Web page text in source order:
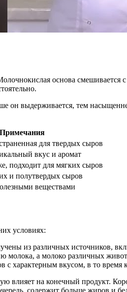
основа
он выдерживается, тем
Примечания
для твердых сыров
вкус и аромат
подходит для мягких сыров
и полутвердых сыров
веществами
условиях:
из различных источников,
а молоко различных
с характерным вкусом, в то
влияет на конечный продукт.
содержит больше жиров и